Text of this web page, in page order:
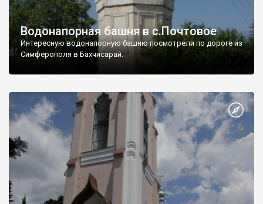
Водонапорная башня в с.Почтовое
Интересную водонапорную башню посмотрели по дороге из
Симферополя в Бахчисарай.